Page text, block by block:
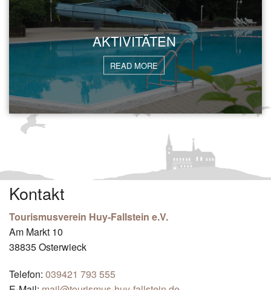
AKTIVITÄTEN
READ MORE
Kontakt
Tourismusverein Huy-Fallstein e.V.
Am Markt 10
38835 Osterwieck
Telefon: 039421 793 555